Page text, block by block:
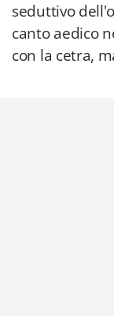
seduttivo
canto aedico
con la cetra,